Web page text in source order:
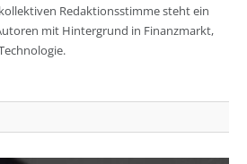
Redaktionsstimme steht ein
mit Hintergrund in Finanzmarkt,